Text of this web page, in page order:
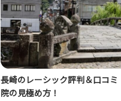
長崎のレーシック評判＆口コ
院の見極め方！